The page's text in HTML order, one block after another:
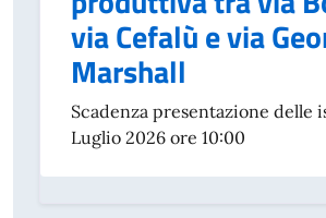
via Cefalù e via
Marshall
Scadenza presentazione delle
Luglio 2026 ore 10:00